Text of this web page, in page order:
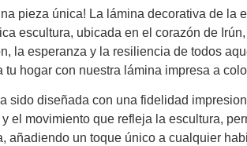
pieza única! La lámina decorativa de
escultura, ubicada en el corazón de
la esperanza y la resiliencia de todos
tu hogar con nuestra lámina impresa a
sido diseñada con una fidelidad
y el movimiento que refleja la escultura,
añadiendo un toque único a cualquier